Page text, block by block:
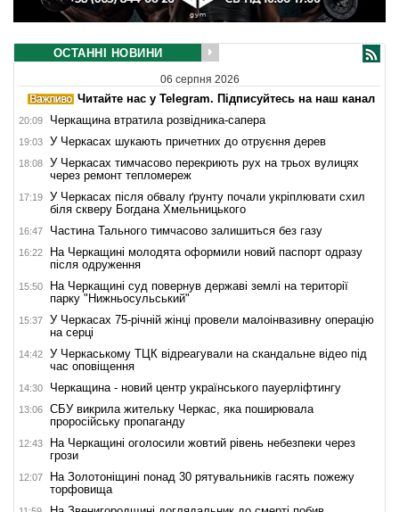
ОСТАННІ НОВИНИ
06 серпня 2026
Читайте нас у Telegram. Підписуйтесь на наш канал
20:09 Черкащина втратила розвідника-сапера
19:03 У Черкасах шукають причетних до отруєння дерев
18:08
У Черкасах тимчасово перекриють рух на трьох вулицях
через ремонт тепломереж
17:19
У Черкасах після обвалу ґрунту почали укріплювати схил
біля скверу Богдана Хмельницького
16:47 Частина Тального тимчасово залишиться без газу
16:22
На Черкащині молодята оформили новий паспорт одразу
після одруження
15:50
На Черкащині суд повернув державі землі на території
парку "Нижньосульський"
15:37
У Черкасах 75-річній жінці провели малоінвазивну операцію
на серці
14:42
У Черкаському ТЦК відреагували на скандальне відео під
час оповіщення
14:30 Черкащина - новий центр українського пауерліфтингу
13:06
СБУ викрила жительку Черкас, яка поширювала
проросійську пропаганду
12:43
На Черкащині оголосили жовтий рівень небезпеки через
грози
12:07
На Золотоніщині понад 30 рятувальників гасять пожежу
торфовища